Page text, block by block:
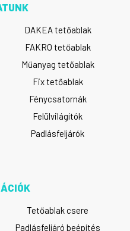
DAKEA tetőablak
FAKRO tetőablak
Műanyag tetőablak
Fix tetőablak
Fénycsatornák
Felülvilágítók
Padlásfeljárók
Tetőablak csere
Padlásfeljáró beépítés